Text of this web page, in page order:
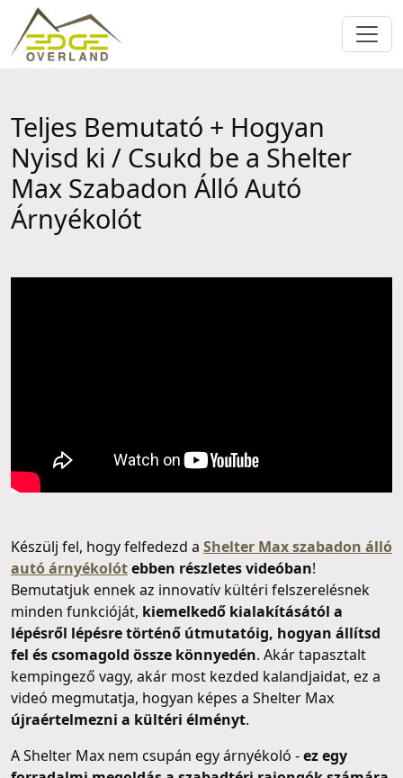
Teljes Bemutató + Hogyan
Nyisd ki / Csukd be a Shelter
Max Szabadon Álló Autó
Árnyékolót
Készülj fel, hogy felfedezd a Shelter Max szabadon álló
autó árnyékolótebben részletes videóban!
Bemutatjuk ennek az innovatív kültéri felszerelésnek
minden funkcióját, kiemelkedő kialakításától a
lépésről lépésre történő útmutatóig, hogyan állítsd
fel és csomagold össze könnyedén. Akár tapasztalt
kempingező vagy, akár most kezded kalandjaidat, ez a
videó megmutatja, hogyan képes a Shelter Max
újraértelmezni a kültéri élményt.
A Shelter Max nem csupán egy árnyékoló -ez egy